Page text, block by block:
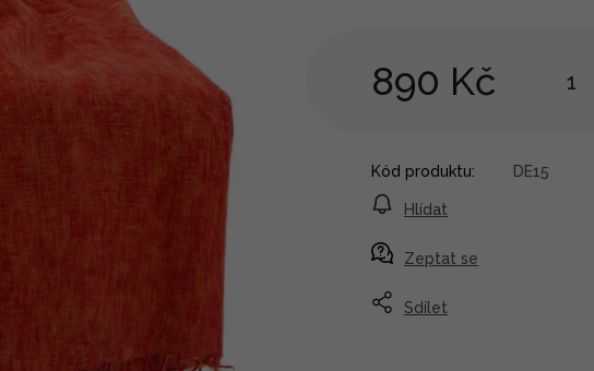
890 Kč
Zeptat se
Hlídat
Sdílet
Kód produktu: DE15